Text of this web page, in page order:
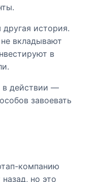
история.
вкладывают
в
в действии —
завоевать
компанию
но это